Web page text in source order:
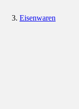
Eisenwaren